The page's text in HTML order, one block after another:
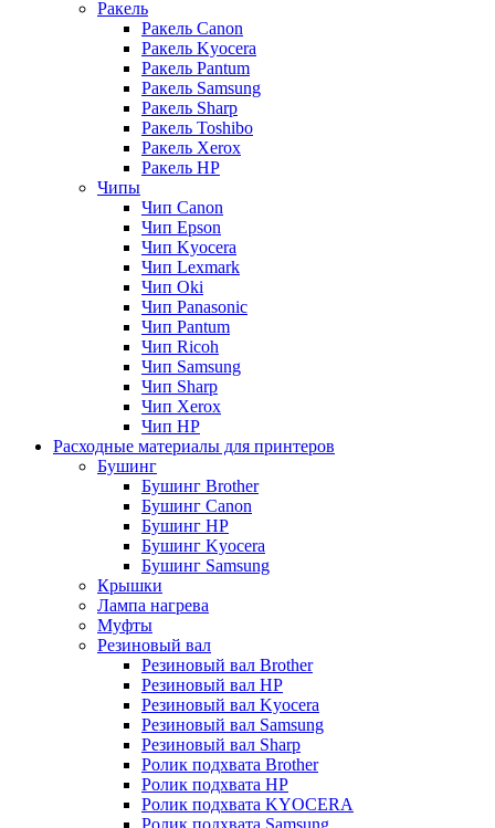
Ракель
Ракель Canon
Ракель Kyocera
Ракель Pantum
Ракель Samsung
Ракель Sharp
Ракель Toshibo
Ракель Xerox
Ракель НР
Чипы
Чип Canon
Чип Epson
Чип Kyocera
Чип Lexmark
Чип Oki
Чип Panasonic
Чип Pantum
Чип Ricoh
Чип Samsung
Чип Sharp
Чип Xerox
Чип НР
Расходные материалы для принтеров
Бушинг
Бушинг Brother
Бушинг Canon
Бушинг HP
Бушинг Kyocera
Бушинг Samsung
Крышки
Лампа нагрева
Муфты
Резиновый вал
Резиновый вал Brother
Резиновый вал HP
Резиновый вал Kyocera
Резиновый вал Samsung
Резиновый вал Sharp
Ролик подхвата Brother
Ролик подхвата HP
Ролик подхвата KYOCERA